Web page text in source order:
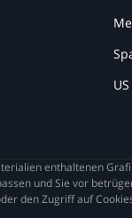
US
enthaltenen
und Sie vor
den Zugriff auf